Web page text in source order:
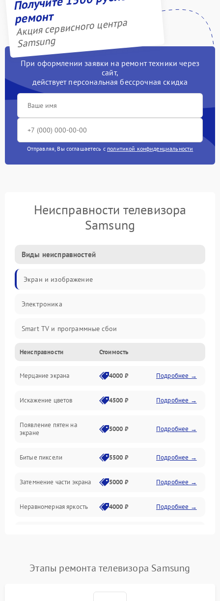
ремонт
Акция сервисного центра
Samsung
При оформлении заявки на ремонт техники через
сайт,
действует персональная бессрочная скидка
Отправляя, Вы соглашаетесь с политикой конфиденциальности
Неисправности телевизора
Samsung
Виды неисправностей
Экран и изображение
Электроника
Smart TV и программные сбои
Питание и запуск
Подсветка и LED-модули
Звук и аудиосистема
Сигнал и приём каналов
Механические повреждения
Программное обеспечение
Сеть и подключения
Неисправности Стоимость
Мерцание экрана 4000 ₽ Подробнее →
Искажение цветов 4500 ₽ Подробнее →
Появление пятен на
экране
5000 ₽ Подробнее →
Битые пиксели 5500 ₽ Подробнее →
Затемнение части экрана 5000 ₽ Подробнее →
Неравномерная яркость 4000 ₽ Подробнее →
Этапы ремонта телевизора Samsung